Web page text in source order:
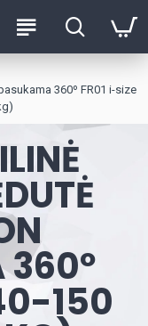
360º FR01 i-size
360º
150